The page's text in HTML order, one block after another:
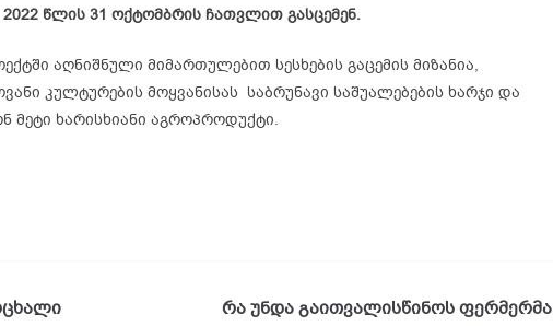
2022 წლის 31 ოქტომბრის ჩათვლით გასცემენ.
აღნიშნული მიმართულებით სესხების გაცემის მიზანია,
კულტურების მოყვანისას საბრუნავი საშუალებების ხარჯი და
მეტი ხარისხიანი აგროპროდუქტი.
რა უნდა გაითვალისწინოს ფერმერმა